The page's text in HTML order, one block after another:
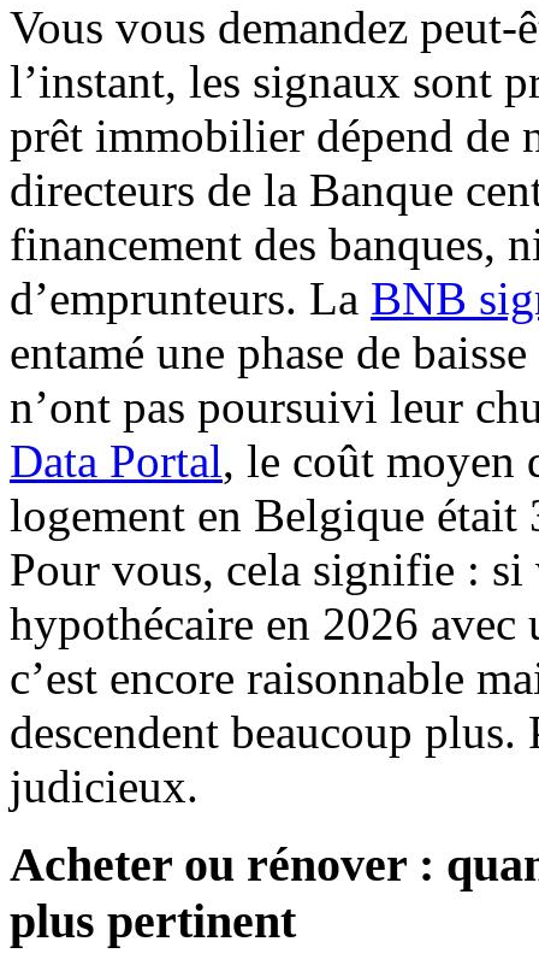
Vous vous demandez
l’instant, les signaux sont
prêt immobilier dépend de
directeurs de la Banque
financement des banques,
d’emprunteurs. La BNB
entamé une phase de
n’ont pas poursuivi leur
Data Portal, le coût moyen
logement en Belgique était
Pour vous, cela signifie : si
hypothécaire en 2026 avec
c’est encore raisonnable
descendent beaucoup
judicieux.
Acheter ou rénover :
plus pertinent